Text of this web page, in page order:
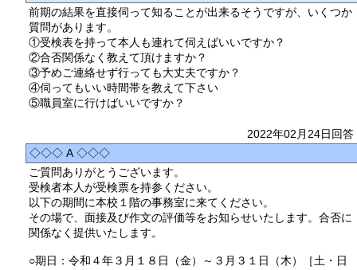
前期の結果を直接伺って知ることが出来るそうですが、いくつか
質問があります。
①受検表を持って本人も連れて伺えばいいですか？
②合否関係なく教えて頂けますか？
③予めご連絡せず行っても大丈夫ですか？
④伺ってもいい時間帯を教えて下さい
⑤職員室に行けばいいですか？
2022年02月24日回答
◇◇◇ A ◇◇◇
ご質問ありがとうございます。
受検者本人が受検票を持参ください。
以下の期間に本校１階の事務室に来てください。
その場で、面接及び作文の評価等をお知らせいたします。合否に
関係なく提供いたします。
○期日：令和４年３月１８日（金）～３月３１日（木）［土・日